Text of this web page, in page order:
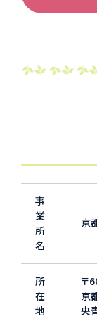
事
業
所
名
京
所
在
地
〒
京
央